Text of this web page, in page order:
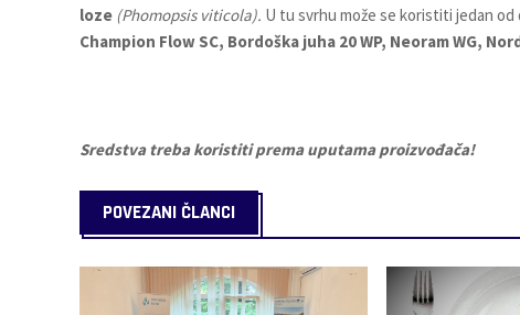
loze (Phomopsis viticola). U tu svrhu može se koristiti jedan od
Champion Flow SC, Bordoška juha 20 WP, Neoram WG,
Sredstva treba koristiti prema uputama proizvođača!
POVEZANI ČLANCI